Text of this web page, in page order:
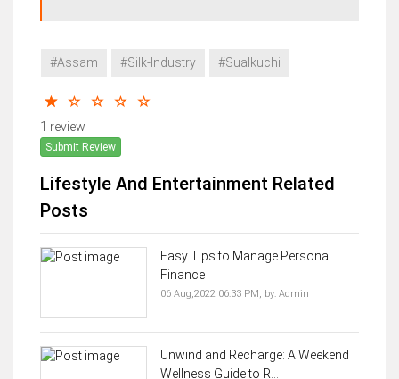
#Assam #Silk-Industry #Sualkuchi
1 review
Submit Review
Lifestyle And Entertainment Related
Posts
Easy Tips to Manage Personal
Finance
06 Aug,2022 06:33 PM, by: Admin
Unwind and Recharge: A Weekend
Wellness Guide to R...